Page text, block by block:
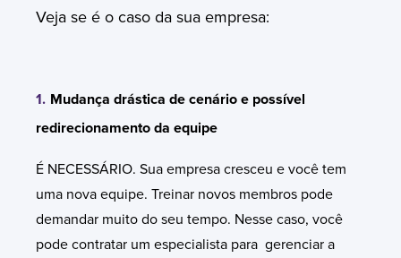
Veja se é o caso da sua empresa:
1. Mudança drástica de cenário e possível
redirecionamento da equipe
É NECESSÁRIO. Sua empresa cresceu e você tem
uma nova equipe. Treinar novos membros pode
demandar muito do seu tempo. Nesse caso, você
pode contratar um especialista para gerenciar a